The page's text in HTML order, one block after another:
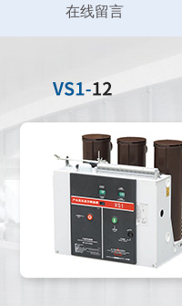
在线留言